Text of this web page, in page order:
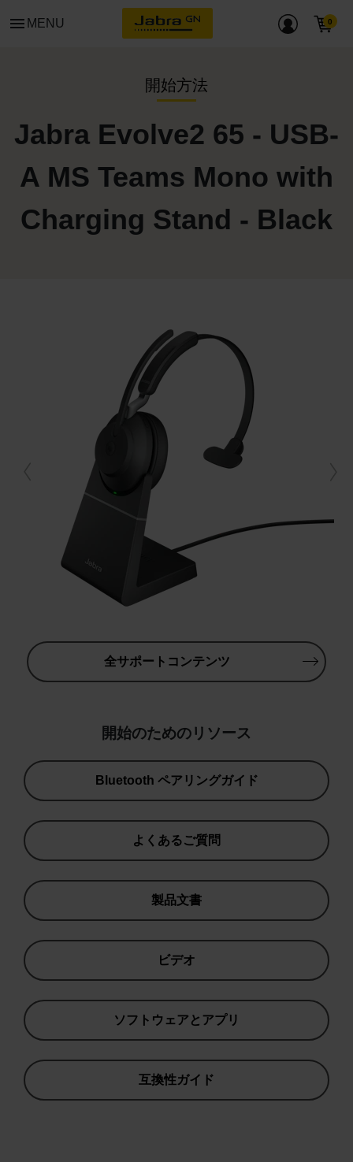
menu MENU
開始方法
Jabra Evolve2 65 - USB-
A MS Teams Mono with
Charging Stand - Black
全サポートコンテンツ
開始のためのリソース
Bluetooth ペアリングガイド
よくあるご質問
製品文書
ビデオ
ソフトウェアとアプリ
互換性ガイド